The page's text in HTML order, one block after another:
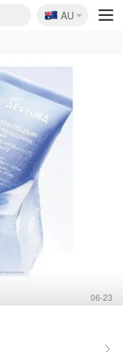
🇦🇺
AU
06-23